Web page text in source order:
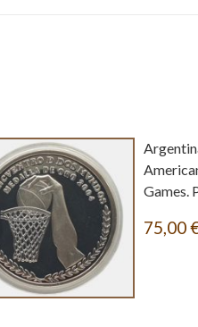
Games.
75,00